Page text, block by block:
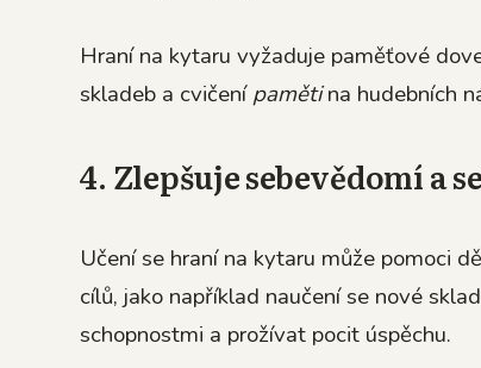
Hraní na kytaru vyžaduje paměťové
skladeb a cvičenípamětina hudebních
4. Zlepšuje sebevědomí a
Učení se hraní na kytaru může pomoci
cílů, jako například naučení se nové
schopnostmi a prožívat pocit úspěchu.